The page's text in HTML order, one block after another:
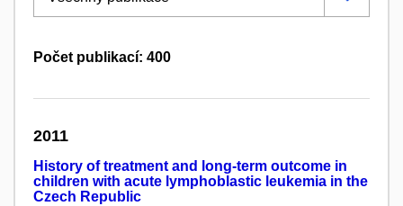
Počet publikací: 400
2011
History of treatment and long-term outcome in
children with acute lymphoblastic leukemia in the
Czech Republic